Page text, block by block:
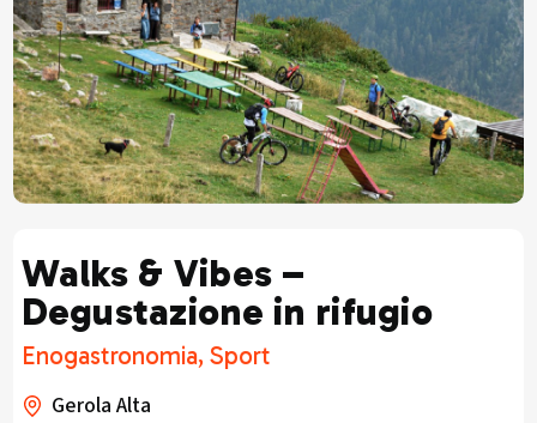
Walks & Vibes –
Degustazione in rifugio
Enogastronomia, Sport
Gerola Alta